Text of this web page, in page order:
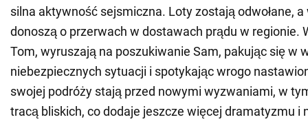
silna aktywność sejsmiczna. Loty zostają odwołane,
donoszą o przerwach w dostawach prądu w regionie.
Tom, wyruszają na poszukiwanie Sam, pakując się w
niebezpiecznych sytuacji i spotykając wrogo
swojej podróży stają przed nowymi wyzwaniami, w
tracą bliskich, co dodaje jeszcze więcej dramatyzmu i